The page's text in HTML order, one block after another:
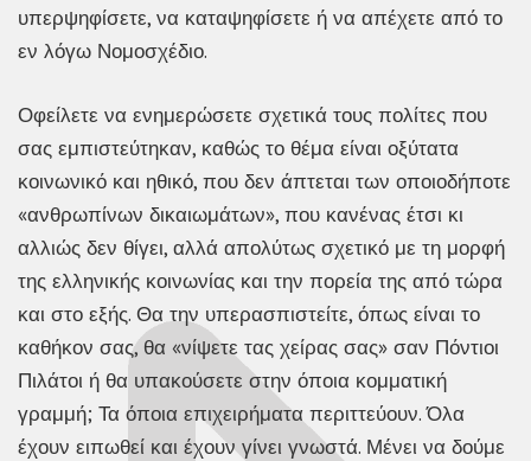
υπερψηφίσετε, να καταψηφίσετε ή να απέχετε από το
εν λόγω Νομοσχέδιο.
Οφείλετε να ενημερώσετε σχετικά τους πολίτες που
σας εμπιστεύτηκαν, καθώς το θέμα είναι οξύτατα
κοινωνικό και ηθικό, που δεν άπτεται των οποιοδήποτε
«ανθρωπίνων δικαιωμάτων», που κανένας έτσι κι
αλλιώς δεν θίγει, αλλά απολύτως σχετικό με τη μορφή
της ελληνικής κοινωνίας και την πορεία της από τώρα
και στο εξής. Θα την υπερασπιστείτε, όπως είναι το
καθήκον σας, θα «νίψετε τας χείρας σας» σαν Πόντιοι
Πιλάτοι ή θα υπακούσετε στην όποια κομματική
γραμμή; Τα όποια επιχειρήματα περιττεύουν. Όλα
έχουν ειπωθεί και έχουν γίνει γνωστά. Μένει να δούμε